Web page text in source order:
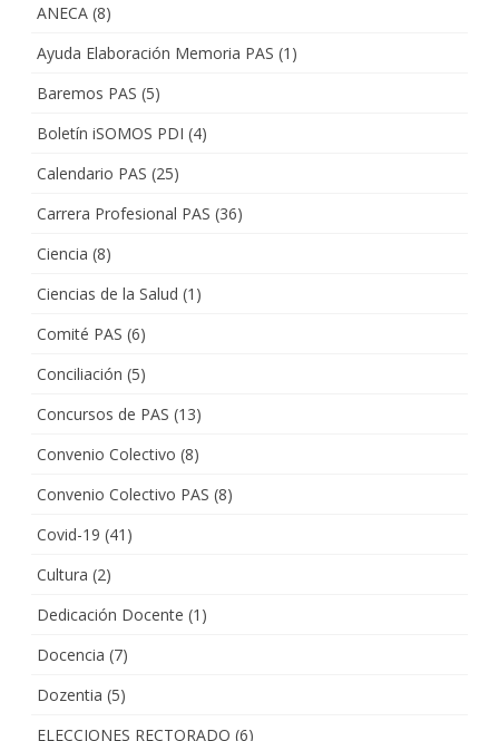
ANECA (8)
Ayuda Elaboración Memoria PAS (1)
Baremos PAS (5)
Boletín iSOMOS PDI (4)
Calendario PAS (25)
Carrera Profesional PAS (36)
Ciencia (8)
Ciencias de la Salud (1)
Comité PAS (6)
Conciliación (5)
Concursos de PAS (13)
Convenio Colectivo (8)
Convenio Colectivo PAS (8)
Covid-19 (41)
Cultura (2)
Dedicación Docente (1)
Docencia (7)
Dozentia (5)
ELECCIONES RECTORADO (6)